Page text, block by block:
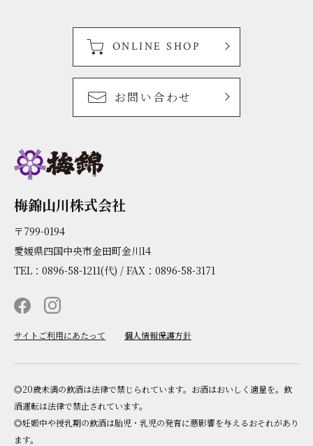
梅錦山川株式会社
〒799-0194
愛媛県四国中央市金田町金川14
TEL：0896-58-1211(代) / FAX：0896-58-3171
サイトご利用にあたって 個人情報保護方針
ONLINE SHOP
お問い合わせ
◎20歳未満の飲酒は法律で禁じられています。お酒はおいしく適量を。飲
酒運転は法律で禁止されています。
◎妊娠中や授乳期の飲酒は胎児・乳児の発育に悪影響を与えるおそれがあり
ます。